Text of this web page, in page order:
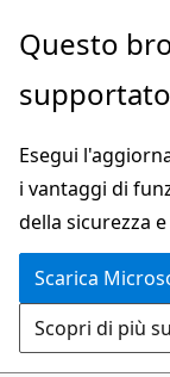
Ignora
passa
contenuto
principale
Questo
Esegui
i vantaggi di
della sicurezza
Scarica
Scopri di più